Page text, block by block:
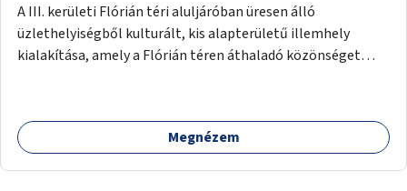
A III. kerületi Flórián téri aluljáróban üresen álló
üzlethelyiségből kulturált, kis alapterületű illemhely
kialakítása, amely a Flórián téren áthaladó közönséget
Megnézem